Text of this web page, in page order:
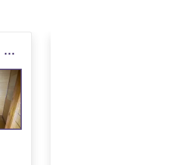
「4LDKの荷物が消えた！？」札幌市西区で実感した、不動産プロによる“魔法の片付け”体験記